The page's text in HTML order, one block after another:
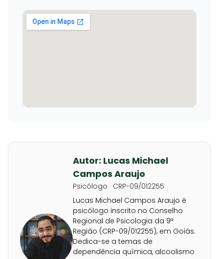
Autor: Lucas Michael
Campos Araujo
Psicólogo · CRP-09/012255
Lucas Michael Campos Araujo é
psicólogo inscrito no Conselho
Regional de Psicologia da 9ª
Região (CRP-09/012255), em Goiás.
Dedica-se a temas de
dependência química, alcoolismo